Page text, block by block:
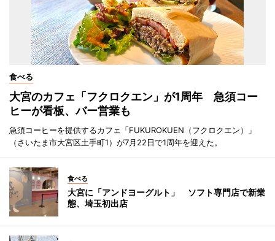
食べる
大宮のカフェ「フクロクエン」が1周年 急須コー
ヒーが看板、バー営業も
急須コーヒーを提供するカフェ「FUKUROKUEN（フクロクエン）」
（さいたま市大宮区土手町1）が7月22日で1周年を迎えた。
食べる
大宮に「アンドヨーグルト」 ソフト専門店で新業
態、埼玉初出店